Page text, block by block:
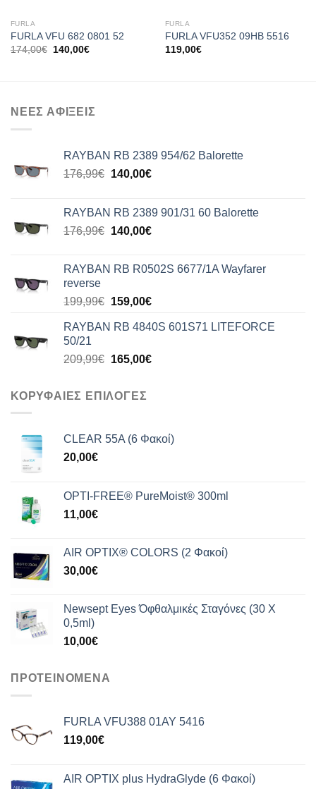
FURLA
FURLA VFU 682 0801 52
174,00€
Original
price
140,00€Η
FURLA
FURLA VFU352 09HB 5516
119,00€
ΝΕΕΣ ΑΦΙΞΕΙΣ
RAYBAN RB 2389 954/62 Balorette
176,99€ Original
176,99€.
140,00€Η
είναι:
140,00€.
RAYBAN RB 2389 901/31 60 Balorette
176,99€ Original
176,99€.
140,00€Η
είναι:
RAYBAN RB R0502S 6677/1A Wayfarer
reverse
199,99€ Original
was:
159,00€Η
τιμή
159,00€.
RAYBAN RB 4840S 601S71 LITEFORCE
50/21
209,99€ Original
209,99€.
165,00€Η
ΚΟΡΥΦΑΙΕΣ ΕΠΙΛΟΓΕΣ
CLEAR 55A (6 Φακοί)
20,00€
OPTI-FREE® PureMoist® 300ml
11,00€
AIR OPTIX® COLORS (2 Φακοί)
30,00€
Newsept Eyes Όφθαλμικές Σταγόνες (30 Χ
0,5ml)
10,00€
ΠΡΟΤΕΙΝΟΜΕΝΑ
FURLA VFU388 01AY 5416
119,00€
AIR OPTIX plus HydraGlyde (6 Φακοί)